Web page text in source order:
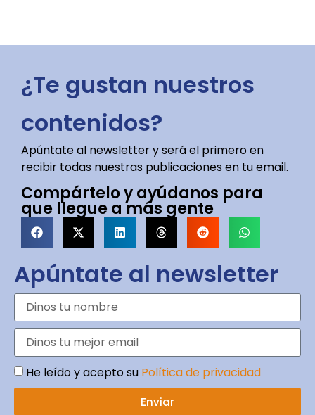
¿Te gustan nuestros
contenidos?
Apúntate al newsletter y será el primero en
recibir todas nuestras publicaciones en tu email.
Compártelo y ayúdanos para
que llegue a más gente
Apúntate al newsletter
He leído y acepto su Política de privacidad
Enviar